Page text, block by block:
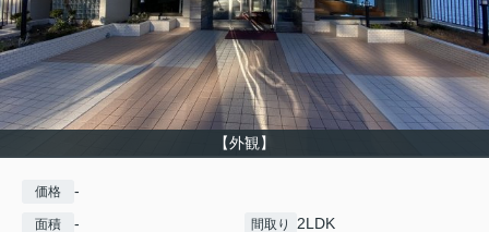
【外観】
価格 -
面積 - 間取り 2LDK